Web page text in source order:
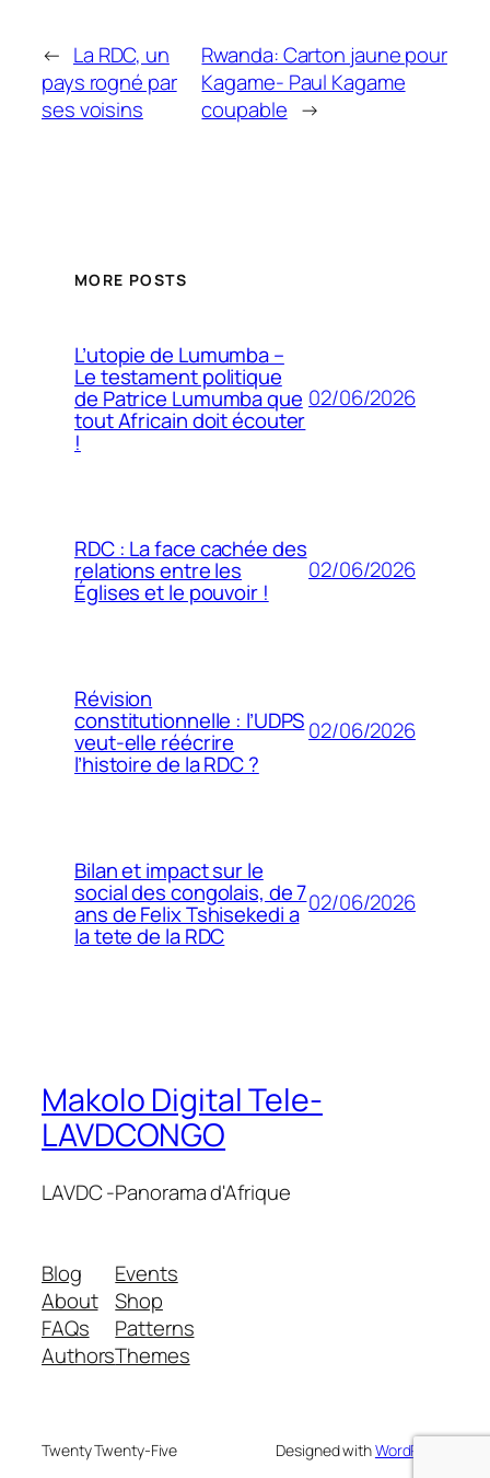
← La RDC, un
pays rogné par
ses voisins
Rwanda: Carton jaune pour
Kagame- Paul Kagame
coupable →
MORE POSTS
L’utopie de Lumumba –
Le testament politique
de Patrice Lumumba que
tout Africain doit écouter
!
02/06/2026
RDC : La face cachée des
relations entre les
Églises et le pouvoir !
02/06/2026
Révision
constitutionnelle : l’UDPS
veut-elle réécrire
l’histoire de la RDC ?
02/06/2026
Bilan et impact sur le
social des congolais, de 7
ans de Felix Tshisekedi a
la tete de la RDC
02/06/2026
Makolo Digital Tele-
LAVDCONGO
LAVDC -Panorama d'Afrique
Blog
About
FAQs
Authors
Events
Shop
Patterns
Themes
Twenty Twenty-Five Designed withWordPress